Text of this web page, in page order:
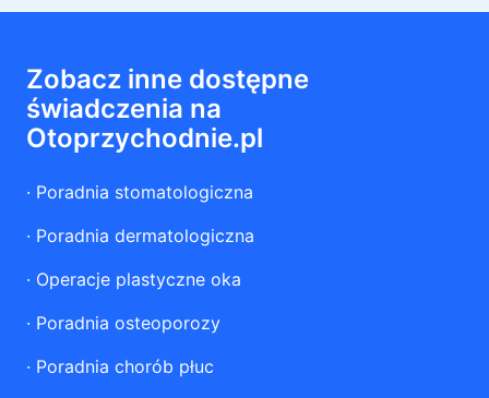
Zobacz inne dostępne
świadczenia na
Otoprzychodnie.pl
· Poradnia stomatologiczna
· Poradnia dermatologiczna
· Operacje plastyczne oka
· Poradnia osteoporozy
· Poradnia chorób płuc